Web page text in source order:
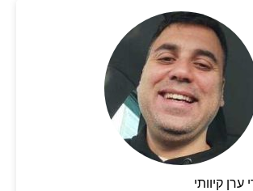
ערן קיוותי